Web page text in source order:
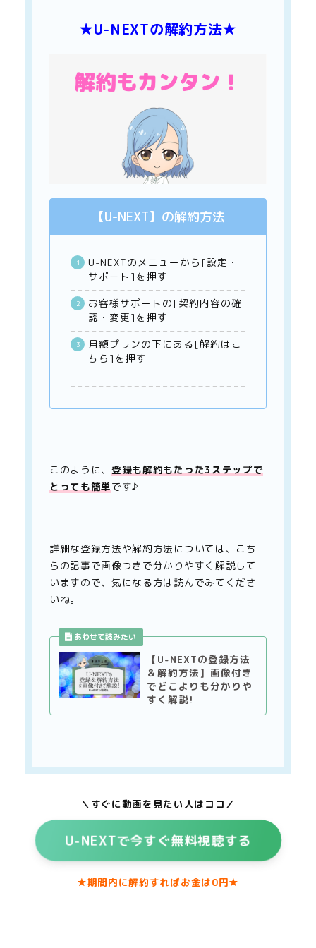
★U-NEXTの解約方法★
【U-NEXT】の解約方法
U-NEXTのメニューから[設定・
サポート]を押す
お客様サポートの[契約内容の確
認・変更]を押す
月額プランの下にある[解約はこ
ちら]を押す
このように、登録も解約もたった3ステップで
とっても簡単です♪
詳細な登録方法や解約方法については、こち
らの記事で画像つきで分かりやすく解説して
いますので、気になる方は読んでみてくださ
いね。
【U-NEXTの登録方法
＆解約方法】画像付き
でどこよりも分かりや
すく解説!
＼すぐに動画を見たい人はココ／
U-NEXTで今すぐ無料視聴する
★期間内に解約すればお金は0円★